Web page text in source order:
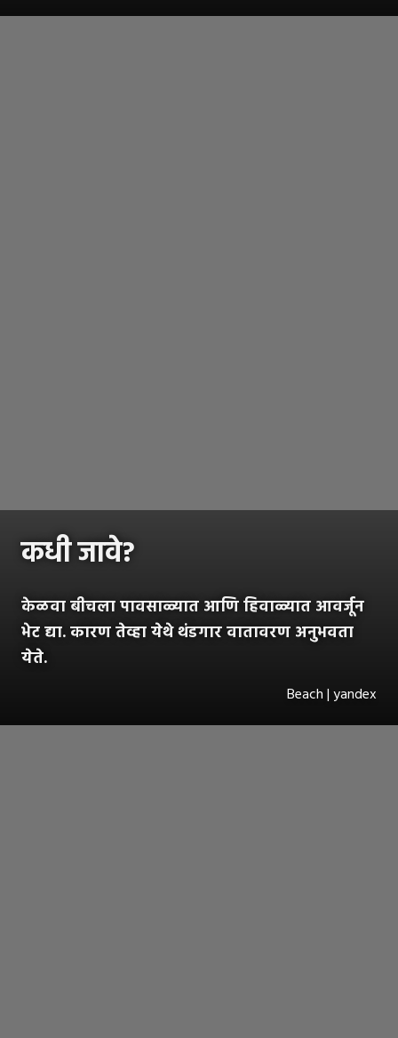
कधी जावे?
केळवा बीचला पावसाळ्यात आणि हिवाळ्यात आवर्जून
भेट द्या. कारण तेव्हा येथे थंडगार वातावरण अनुभवता
येते.
Beach | yandex